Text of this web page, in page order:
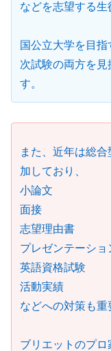
などを志望する生
国公立大学を目
次試験の両方を
す。
また、近年は総
加しており、
小論文
面接
志望理由書
プレゼンテーショ
英語資格試験
活動実績
などへの対策も重
ブリエットのプ